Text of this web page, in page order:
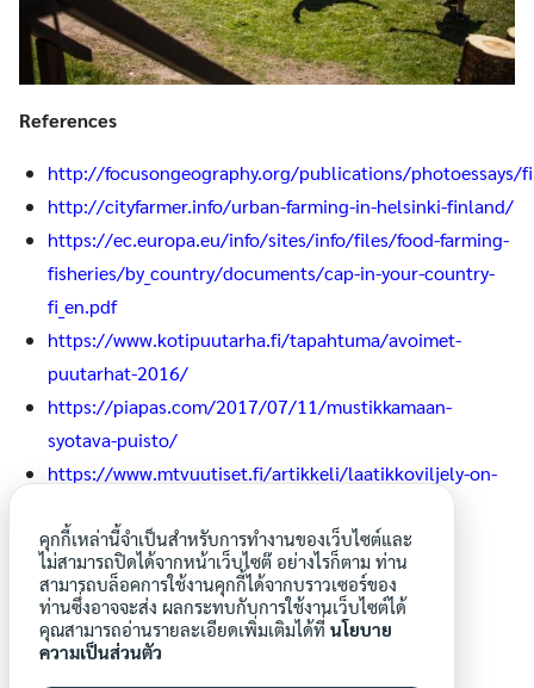
References
http://focusongeography.org/publications/photoessays/
http://cityfarmer.info/urban-farming-in-helsinki-finland/
https://ec.europa.eu/info/sites/info/files/food-farming-
fisheries/by_country/documents/cap-in-your-country-
fi_en.pdf
https://www.kotipuutarha.fi/tapahtuma/avoimet-
puutarhat-2016/
https://piapas.com/2017/07/11/mustikkamaan-
syotava-puisto/
https://www.mtvuutiset.fi/artikkeli/laatikkoviljely-on-
https://www.omapelto.fi/#sadonjakopisteet
https://www.vallilanspy.net/?p=esittely
คุกกี้เหล่านี้จำเป็นสำหรับการทำงานของเว็บไซต์และ
ไม่สามารถปิดได้จากหน้าเว็บไซต๊ อย่างไรก็ตาม ท่าน
สามารถบล็อคการใช้งานคุกกี้ได้จากบราวเซอร์ของ
ท่านซึ่งอาจจะส่ง ผลกระทบกับการใช้งานเว็บไซต์ได้
คุณสามารถอ่านรายละเอียดเพิ่มเติมได้ที่ นโยบาย
ความเป็นส่วนตัว